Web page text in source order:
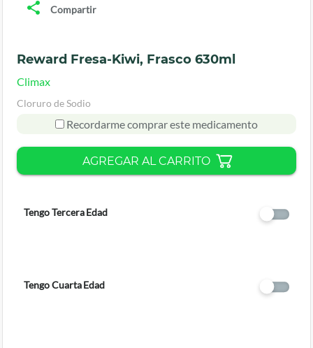
Compartir
Reward Fresa-Kiwi, Frasco 630ml
Climax
Cloruro de Sodio
Recordarme comprar este medicamento
AGREGAR AL CARRITO
Tengo Tercera Edad
Tengo Cuarta Edad